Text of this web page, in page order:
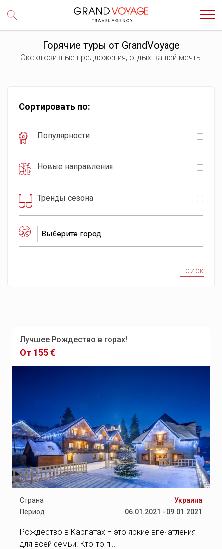
Горячие туры от GrandVoyage
Эксклюзивные предложения, отдых вашей мечты
Сортировать по:
Популярности
Новые направления
Тренды сезона
Выберите город
Кёнджу
Стокгольм
Гётеборг
Остров Готланд
Оре
Кируна
Карлстад
Смоланд
Блекинге
Гавайи
ПОИСК
Лучшее Рождество в горах!
От 155 €
Страна
Украина
Период
06.01.2021 - 09.01.2021
Рождество в Карпатах – это яркие впечатления
для всей семьи. Кто-то п...